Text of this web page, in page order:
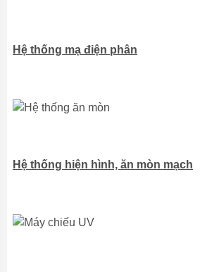
Hệ thống mạ điện phân
Hệ thống hiện hình, ăn mòn mạch